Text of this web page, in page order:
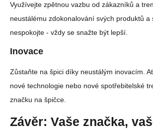
Využívejte zpětnou vazbu od zákazníků a
neustálému zdokonalování svých produktů a
nespokojte - vždy se snažte být lepší.
Inovace
Zůstaňte na špici díky neustálým inovacím.
nové technologie nebo nové spotřebitelské
značku na špičce.
Závěr: Vaše značka,